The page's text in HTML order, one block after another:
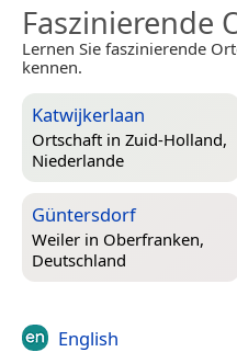
Faszinierende
Lernen Sie faszinierende
kennen.
Katwijkerlaan
Ortschaft in Zuid-Holland,
Niederlande
Güntersdorf
Weiler in Oberfranken,
Deutschland
English